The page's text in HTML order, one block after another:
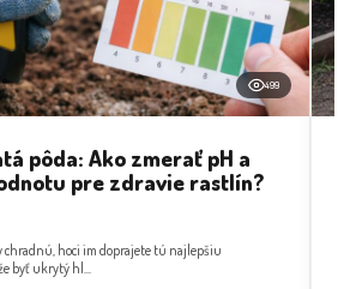
499
pôda: Ako zmerať pH a
pre zdravie rastlín?
chradnú, hoci im doprajete tú najlepšiu
byť ukrytý hl...